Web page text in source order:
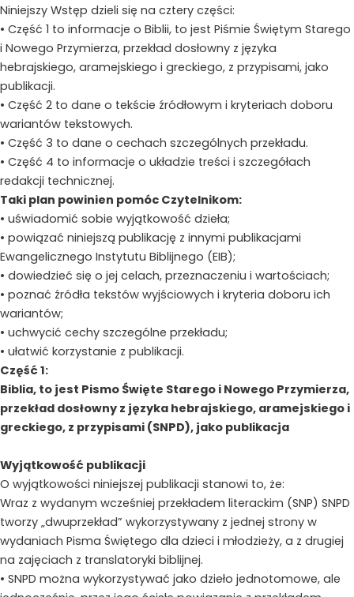
Niniejszy Wstęp dzieli się na cztery części:
• Część 1 to informacje o Biblii, to jest Piśmie Świętym Starego
i Nowego Przymierza, przekład dosłowny z języka
hebrajskiego, aramejskiego i greckiego, z przypisami, jako
publikacji.
• Część 2 to dane o tekście źródłowym i kryteriach doboru
wariantów tekstowych.
• Część 3 to dane o cechach szczególnych przekładu.
• Część 4 to informacje o układzie treści i szczegółach
redakcji technicznej.
Taki plan powinien pomóc Czytelnikom:
• uświadomić sobie wyjątkowość dzieła;
• powiązać niniejszą publikację z innymi publikacjami
Ewangelicznego Instytutu Biblijnego (EIB);
• dowiedzieć się o jej celach, przeznaczeniu i wartościach;
• poznać źródła tekstów wyjściowych i kryteria doboru ich
wariantów;
• uchwycić cechy szczególne przekładu;
• ułatwić korzystanie z publikacji.
Część 1:
Biblia, to jest Pismo Święte Starego i Nowego Przymierza,
przekład dosłowny z języka hebrajskiego, aramejskiego i
greckiego, z przypisami (SNPD), jako publikacja
Wyjątkowość publikacji
O wyjątkowości niniejszej publikacji stanowi to, że:
Wraz z wydanym wcześniej przekładem literackim (SNP) SNPD
tworzy „dwuprzekład” wykorzystywany z jednej strony w
wydaniach Pisma Świętego dla dzieci i młodzieży, a z drugiej
na zajęciach z translatoryki biblijnej.
• SNPD można wykorzystywać jako dzieło jednotomowe, ale